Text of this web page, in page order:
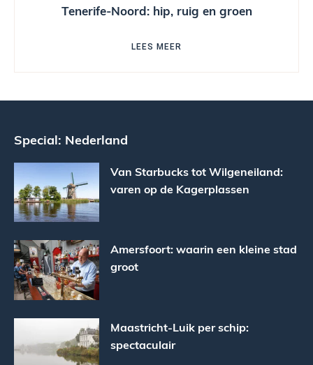
Tenerife-Noord: hip, ruig en groen
LEES MEER
Special: Nederland
Van Starbucks tot Wilgeneiland:
varen op de Kagerplassen
Amersfoort: waarin een kleine stad
groot
Maastricht-Luik per schip:
spectaculair